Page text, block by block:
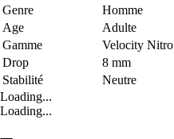
Genre
Homme
Age
Adulte
Gamme
Velocity Nitro
Drop
8 mm
Stabilité
Neutre
Loading...
Loading...